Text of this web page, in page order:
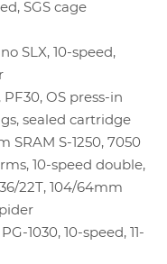
SGS cage
SLX, 10-speed,
PF30, OS press-in
sealed cartridge
SRAM S-1250, 7050
10-speed double,
22T, 104/64mm
1030, 10-speed, 11-